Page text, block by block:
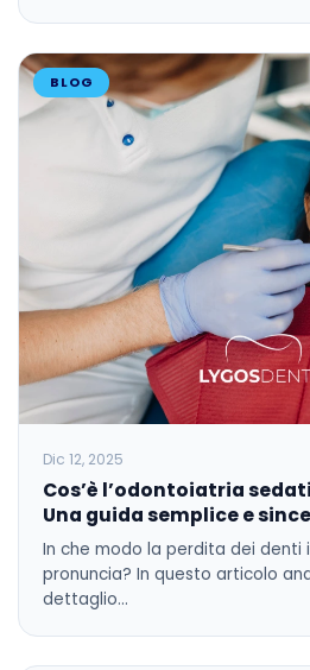
BLOG
Dic 12, 2025
Cos’è l’odontoiatria
Una guida semplice e
In che modo la perdita dei denti
pronuncia? In questo articolo
dettaglio…